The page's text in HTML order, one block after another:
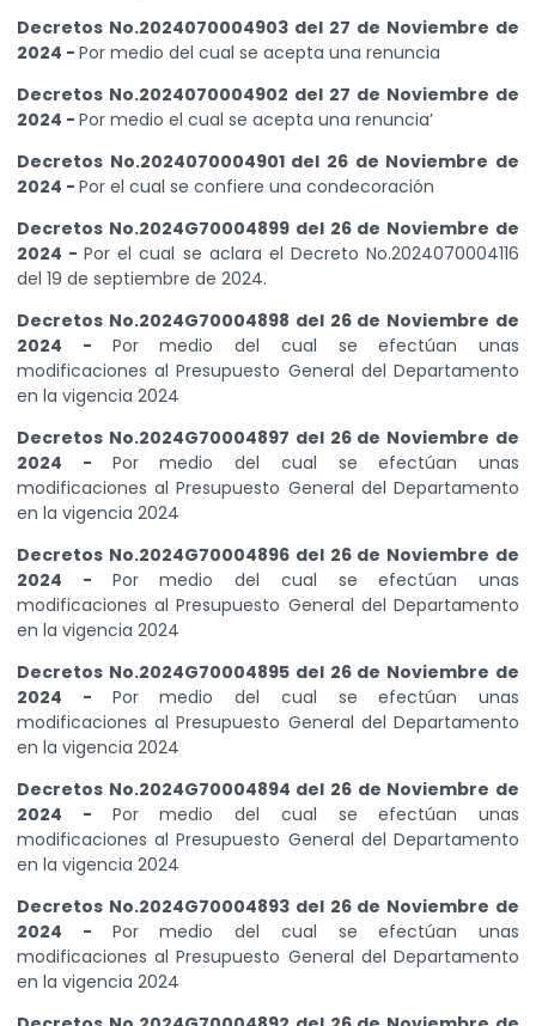
Decretos No.2024070004903 del 27 de Noviembre de
2024 - Por medio del cual se acepta una renuncia
Decretos No.2024070004902 del 27 de Noviembre de
2024 - Por medio el cual se acepta una renuncia’
Decretos No.2024070004901 del 26 de Noviembre de
2024 - Por el cual se confiere una condecoración
Decretos No.2024G70004899 del 26 de Noviembre de
2024 -Por el cual se aclara el Decreto No.2024070004116
del 19 de septiembre de 2024.
Decretos No.2024G70004898 del 26 de Noviembre de
2024 - Por medio del cual se efectúan unas
modificaciones al Presupuesto General del Departamento
en la vigencia 2024
Decretos No.2024G70004897 del 26 de Noviembre de
2024 - Por medio del cual se efectúan unas
modificaciones al Presupuesto General del Departamento
en la vigencia 2024
Decretos No.2024G70004896 del 26 de Noviembre de
2024 - Por medio del cual se efectúan unas
modificaciones al Presupuesto General del Departamento
en la vigencia 2024
Decretos No.2024G70004895 del 26 de Noviembre de
2024 - Por medio del cual se efectúan unas
modificaciones al Presupuesto General del Departamento
en la vigencia 2024
Decretos No.2024G70004894 del 26 de Noviembre de
2024 - Por medio del cual se efectúan unas
modificaciones al Presupuesto General del Departamento
en la vigencia 2024
Decretos No.2024G70004893 del 26 de Noviembre de
2024 - Por medio del cual se efectúan unas
modificaciones al Presupuesto General del Departamento
en la vigencia 2024